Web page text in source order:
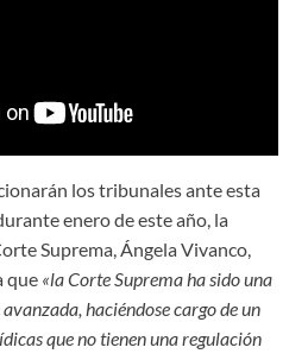
los tribunales ante esta
enero de este año, la
Suprema, Ángela Vivanco,
que «la Corte Suprema ha sido una
haciéndose cargo de un
que no tienen una regulación